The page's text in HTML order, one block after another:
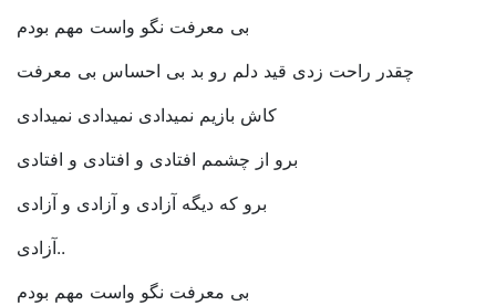
بی معرفت نگو واست مهم بودم
چقدر راحت زدی قید دلم رو بد بی احساس بی معرفت
کاش بازیم نمیدادی نمیدادی نمیدادی
برو از چشمم افتادی و افتادی و افتادی
برو که دیگه آزادی و آزادی و آزادی
آزادی..
بی معرفت نگو واست مهم بودم